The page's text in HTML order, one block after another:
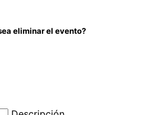
eliminar el evento?